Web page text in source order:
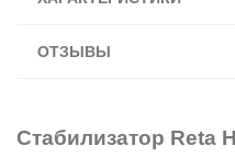
ОТЗЫВЫ
Стабилизатор Reta